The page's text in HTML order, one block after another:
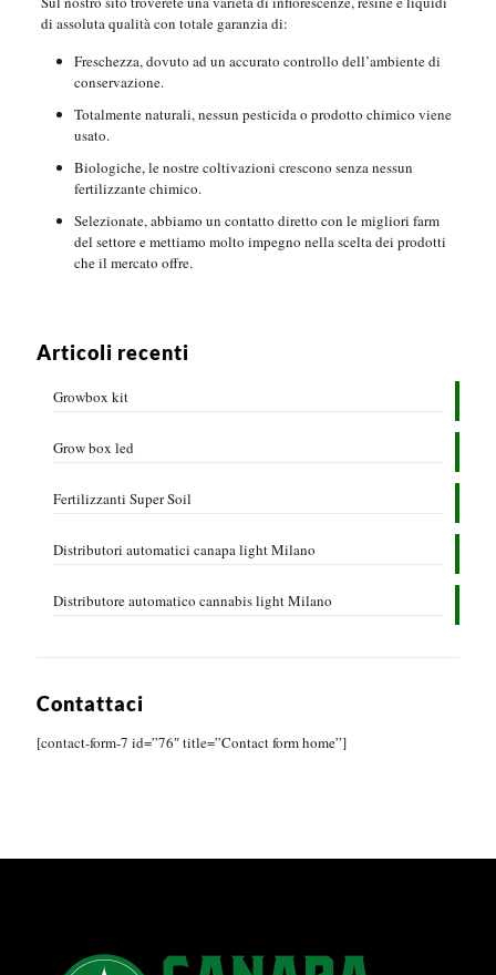
di assoluta qualità con totale garanzia di:
Freschezza, dovuto ad un accurato controllo dell’ambiente di
conservazione.
Totalmente naturali, nessun pesticida o prodotto chimico viene
usato.
Biologiche, le nostre coltivazioni crescono senza nessun
fertilizzante chimico.
Selezionate, abbiamo un contatto diretto con le migliori farm
del settore e mettiamo molto impegno nella scelta dei prodotti
che il mercato offre.
Articoli recenti
Growbox kit
Grow box led
Fertilizzanti Super Soil
Distributori automatici canapa light Milano
Distributore automatico cannabis light Milano
Contattaci
[contact-form-7 id=”76″ title=”Contact form home”]